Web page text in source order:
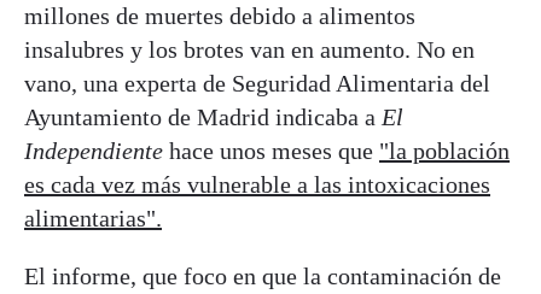
millones de muertes debido a alimentos
insalubres y los brotes van en aumento. No en
vano, una experta de Seguridad Alimentaria del
Ayuntamiento de Madrid indicaba a El
Independiente hace unos meses que "la población
es cada vez más vulnerable a las intoxicaciones
alimentarias".
El informe, que foco en que la contaminación de